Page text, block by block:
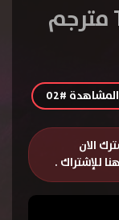
#02
الان
للإشتراك .